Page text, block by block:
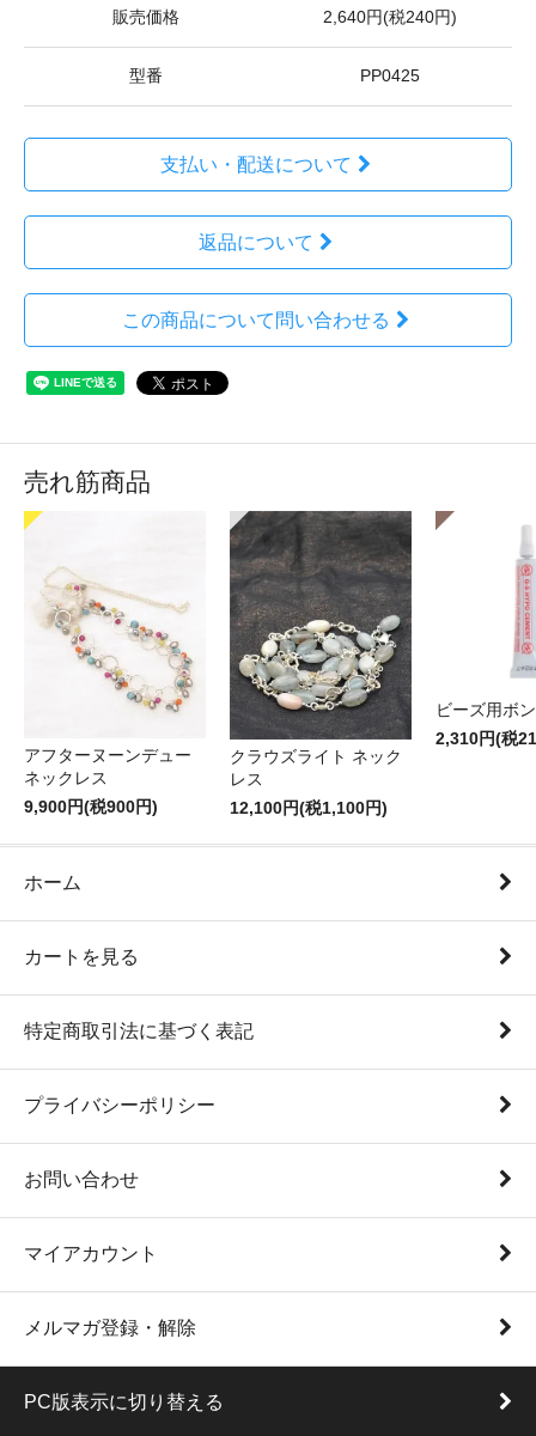
販売価格 2,640円(税240円)
型番 PP0425
支払い・配送について
返品について
この商品について問い合わせる
売れ筋商品
アフターヌーンデュー
ネックレス
9,900円(税900円)
クラウズライト ネック
レス
12,100円(税1,100円)
ビーズ用ボ
2,310円(税
ホーム
カートを見る
特定商取引法に基づく表記
プライバシーポリシー
お問い合わせ
マイアカウント
メルマガ登録・解除
PC版表示に切り替える